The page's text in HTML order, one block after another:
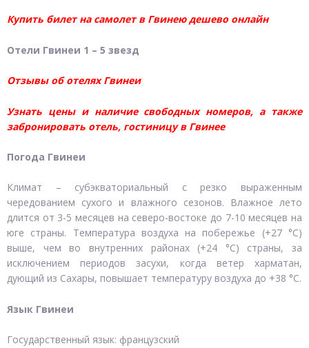
Купить билет на самолет в Гвинею дешево онлайн
Отели Гвинеи 1 – 5 звезд
Отзывы об отелях Гвинеи
Узнать цены и наличие свободных номеров, а также
забронировать отель, гостиницу в Гвинее
Погода Гвинеи
Климат – субэкваториальный с резко выраженным
чередованием сухого и влажного сезонов. Влажное лето
длится от 3-5 месяцев на северо-востоке до 7-10 месяцев на
юге страны. Температура воздуха на побережье (+27 °C)
выше, чем во внутренних районах (+24 °C) страны, за
исключением периодов засухи, когда ветер харматан,
дующий из Сахары, повышает температуру воздуха до +38 °C.
Язык Гвинеи
Государственный язык: французский